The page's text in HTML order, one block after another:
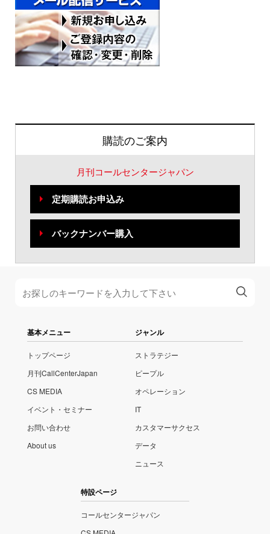
購読のご案内
月刊コールセンタージャパン
定期購読お申込み
バックナンバー購入
基本メニュー
トップページ
月刊CallCenterJapan
CS MEDIA
イベント・セミナー
お問い合わせ
About us
ジャンル
ストラテジー
ピープル
オペレーション
IT
カスタマーサクセス
データ
ニュース
特設ページ
コールセンタージャパン